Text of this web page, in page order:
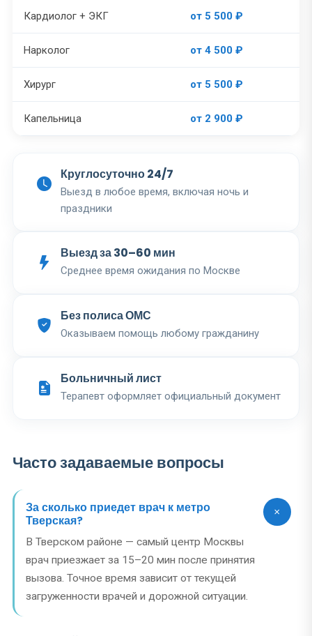
Кардиолог + ЭКГ от 5 500 ₽
Нарколог от 4 500 ₽
Хирург от 5 500 ₽
Капельница от 2 900 ₽
Круглосуточно 24/7
Выезд в любое время, включая ночь и
праздники
Выезд за 30–60 мин
Среднее время ожидания по Москве
Без полиса ОМС
Оказываем помощь любому гражданину
Больничный лист
Терапевт оформляет официальный документ
Часто задаваемые вопросы
За сколько приедет врач к метро
Тверская?
В Тверском районе — самый центр Москвы
врач приезжает за 15–20 мин после принятия
вызова. Точное время зависит от текущей
загруженности врачей и дорожной ситуации.